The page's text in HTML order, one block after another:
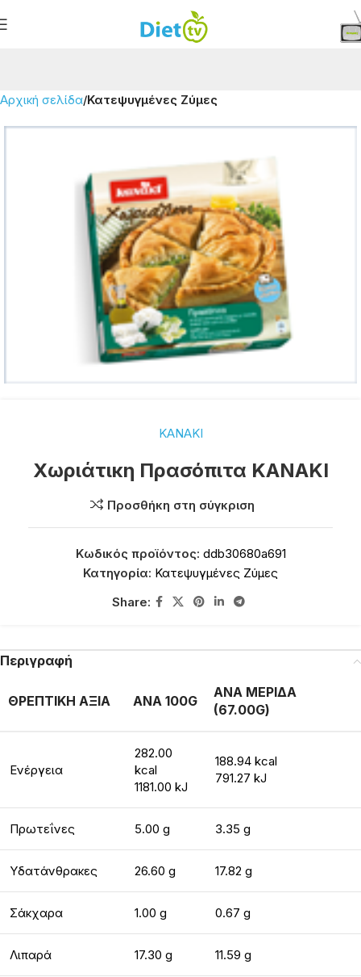
Αρχική σελίδα Κατεψυγμένες Ζύμες
ΚΑΝΑΚΙ
Χωριάτικη Πρασόπιτα ΚΑΝΑΚΙ
Προσθήκη στη σύγκριση
Κωδικός προϊόντος: ddb30680a691
Κατηγορία: Κατεψυγμένες Ζύμες
Share:
Περιγραφή
ΘΡΕΠΤΙΚΗ ΑΞΙΑ ΑΝΑ 100G
ΑΝΑ ΜΕΡΙΔΑ
(67.00G)
Ενέργεια
282.00
kcal
1181.00 kJ
188.94 kcal
791.27 kJ
Πρωτεΐνες 5.00 g 3.35 g
Υδατάνθρακες 26.60 g 17.82 g
Σάκχαρα 1.00 g 0.67 g
Λιπαρά 17.30 g 11.59 g